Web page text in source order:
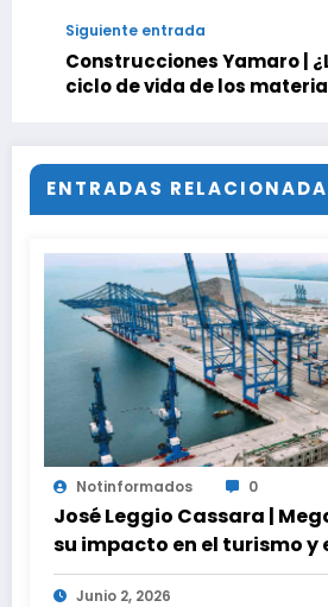
global
Siguiente entrada
Construcciones Yamaro |
ciclo de vida de los
ENTRADAS
Notinformados 0
José Leggio Cassara |
su impacto en el turismo y
global
Junio 2, 2026